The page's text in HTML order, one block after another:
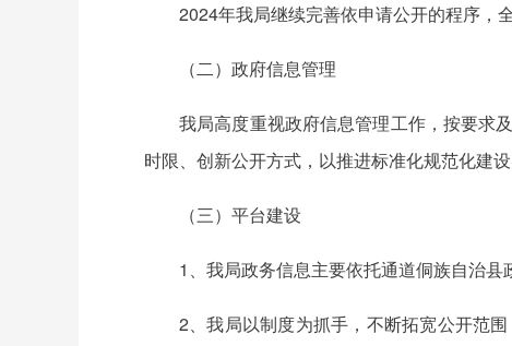
2024年我局继续完善依申请公开的程序，
（二）政府信息管理
我局高度重视政府信息管理工作，按要求
时限、创新公开方式，以推进标准化规范化建
（三）平台建设
1、我局政务信息主要依托通道侗族自治
2、我局以制度为抓手，不断拓宽公开范